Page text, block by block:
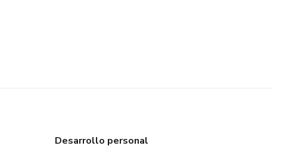
Desarrollo personal